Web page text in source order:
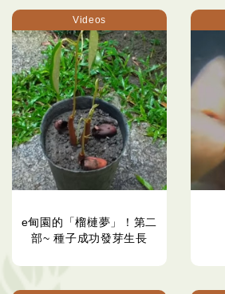
Videos
e甸園的「榴槤夢」！第二
部~ 種子成功發芽生長